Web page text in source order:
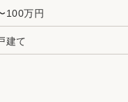
100万円
建て